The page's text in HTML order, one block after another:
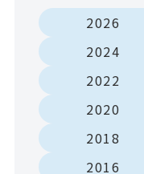
2026
2024
2022
2020
2018
2016